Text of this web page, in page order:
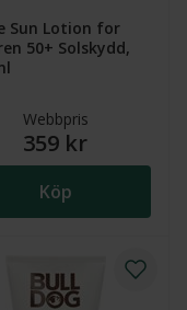
Sun Lotion for
50+ Solskydd,
Webbpris
359 kr
Köp